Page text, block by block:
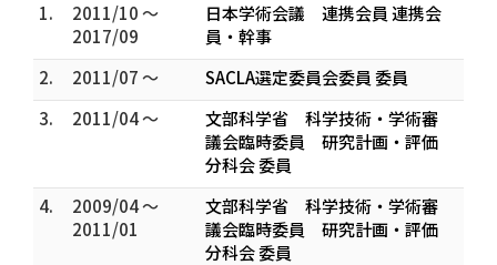
1.
2011/10 ～
2017/09
日本学術会議 連携会員 連携会
員・幹事
2.
2011/07 ～
SACLA選定委員会委員 委員
3.
2011/04 ～
文部科学省 科学技術・学術審
議会臨時委員 研究計画・評価
分科会 委員
4.
2009/04 ～
2011/01
文部科学省 科学技術・学術審
議会臨時委員 研究計画・評価
分科会 委員